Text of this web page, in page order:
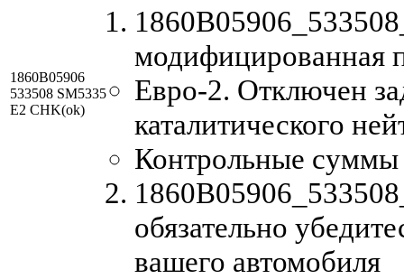
1860B05906
533508 SM5335
E2 CHK(ok)
модифицированная
Евро-2. Отключен
каталитического
Контрольные
обязательно
вашего автомобиля